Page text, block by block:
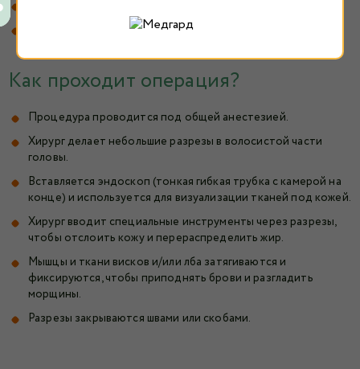
Провисание кожи висков
Как проходит операция?
Процедура проводится под общей анестезией.
Хирург делает небольшие разрезы в волосистой части
головы.
Вставляется эндоскоп (тонкая гибкая трубка с камерой на
конце) и используется для визуализации тканей под кожей.
Хирург вводит специальные инструменты через разрезы,
чтобы отслоить кожу и перераспределить жир.
Мышцы и ткани висков и/или лба затягиваются и
фиксируются, чтобы приподнять брови и разгладить
морщины.
Разрезы закрываются швами или скобами.